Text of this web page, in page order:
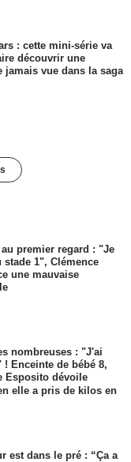
: cette mini-série va
découvrir une
jamais vue dans la saga
au premier regard : "Je
stade 1", Clémence
une mauvaise
nombreuses : "J'ai
! Enceinte de bébé 8,
Esposito dévoile
elle a pris de kilos en
est dans le pré : “Ça a